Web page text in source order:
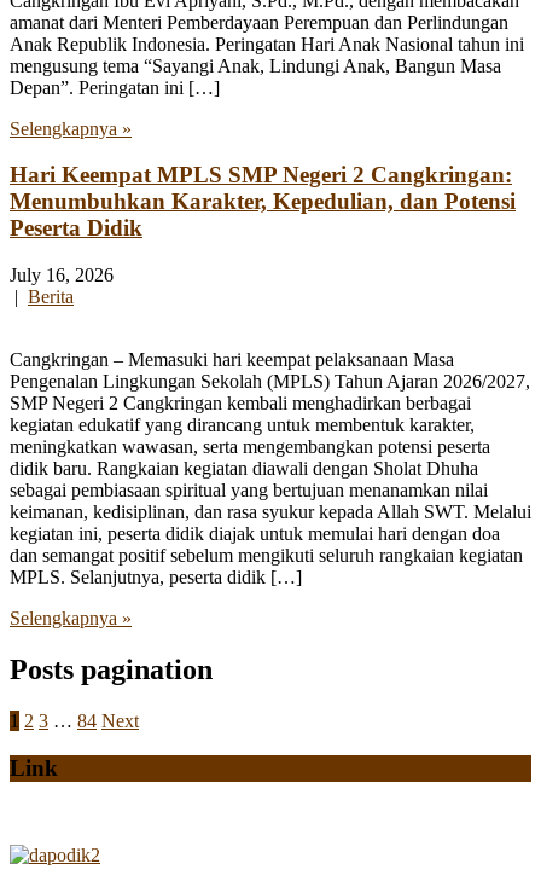
amanat dari Menteri Pemberdayaan Perempuan dan Perlindungan
Anak Republik Indonesia. Peringatan Hari Anak Nasional tahun ini
mengusung tema “Sayangi Anak, Lindungi Anak, Bangun Masa
Depan”. Peringatan ini […]
Selengkapnya »
Hari Keempat MPLS SMP Negeri 2 Cangkringan:
Menumbuhkan Karakter, Kepedulian, dan Potensi
Peserta Didik
July 16, 2026
| Berita
Cangkringan – Memasuki hari keempat pelaksanaan Masa
Pengenalan Lingkungan Sekolah (MPLS) Tahun Ajaran 2026/2027,
SMP Negeri 2 Cangkringan kembali menghadirkan berbagai
kegiatan edukatif yang dirancang untuk membentuk karakter,
meningkatkan wawasan, serta mengembangkan potensi peserta
didik baru. Rangkaian kegiatan diawali dengan Sholat Dhuha
sebagai pembiasaan spiritual yang bertujuan menanamkan nilai
keimanan, kedisiplinan, dan rasa syukur kepada Allah SWT. Melalui
kegiatan ini, peserta didik diajak untuk memulai hari dengan doa
dan semangat positif sebelum mengikuti seluruh rangkaian kegiatan
MPLS. Selanjutnya, peserta didik […]
Selengkapnya »
Posts pagination
1 2 3 … 84 Next
Link